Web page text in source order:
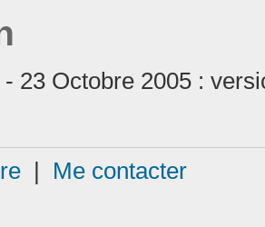
23 Octobre 2005 :
| Me contacter